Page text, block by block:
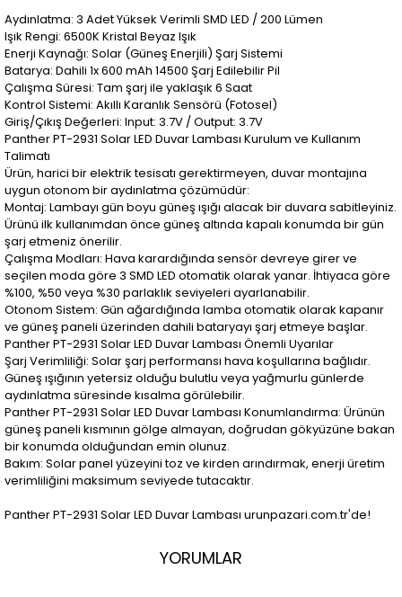
Aydınlatma: 3 Adet Yüksek Verimli SMD LED / 200 Lümen
Işık Rengi: 6500K Kristal Beyaz Işık
Enerji Kaynağı: Solar (Güneş Enerjili) Şarj Sistemi
Batarya: Dahili 1x 600 mAh 14500 Şarj Edilebilir Pil
Çalışma Süresi: Tam şarj ile yaklaşık 6 Saat
Kontrol Sistemi: Akıllı Karanlık Sensörü (Fotosel)
Giriş/Çıkış Değerleri: Input: 3.7V / Output: 3.7V
Panther PT-2931 Solar LED Duvar Lambası Kurulum ve Kullanım
Talimatı
Ürün, harici bir elektrik tesisatı gerektirmeyen, duvar montajına
uygun otonom bir aydınlatma çözümüdür:
Montaj: Lambayı gün boyu güneş ışığı alacak bir duvara sabitleyiniz.
Ürünü ilk kullanımdan önce güneş altında kapalı konumda bir gün
şarj etmeniz önerilir.
Çalışma Modları: Hava karardığında sensör devreye girer ve
seçilen moda göre 3 SMD LED otomatik olarak yanar. İhtiyaca göre
%100, %50 veya %30 parlaklık seviyeleri ayarlanabilir.
Otonom Sistem: Gün ağardığında lamba otomatik olarak kapanır
ve güneş paneli üzerinden dahili bataryayı şarj etmeye başlar.
Panther PT-2931 Solar LED Duvar Lambası Önemli Uyarılar
Şarj Verimliliği: Solar şarj performansı hava koşullarına bağlıdır.
Güneş ışığının yetersiz olduğu bulutlu veya yağmurlu günlerde
aydınlatma süresinde kısalma görülebilir.
Panther PT-2931 Solar LED Duvar Lambası Konumlandırma: Ürünün
güneş paneli kısmının gölge almayan, doğrudan gökyüzüne bakan
bir konumda olduğundan emin olunuz.
Bakım: Solar panel yüzeyini toz ve kirden arındırmak, enerji üretim
verimliliğini maksimum seviyede tutacaktır.
Panther PT-2931 Solar LED Duvar Lambası urunpazari.com.tr'de!
YORUMLAR